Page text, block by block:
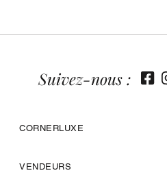
CORNERLUXE
VENDEURS
Suivez-nous :